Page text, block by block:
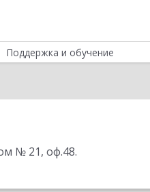
Поддержка и обучение
№ 21, оф.48.